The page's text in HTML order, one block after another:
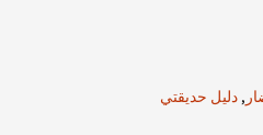
,دليل حديقتي